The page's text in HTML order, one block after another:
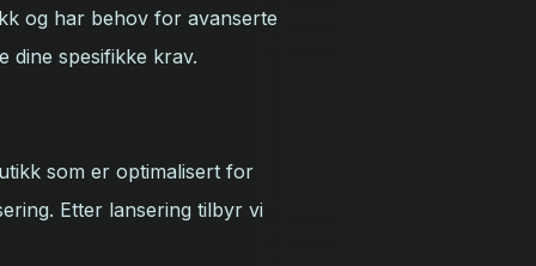
og har behov for avanserte
dine spesifikke krav.
som er optimalisert for
Etter lansering tilbyr vi